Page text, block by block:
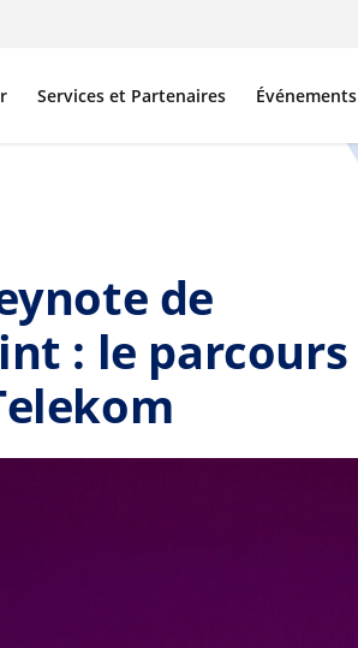
Services et Partenaires Événements
de
: le parcours